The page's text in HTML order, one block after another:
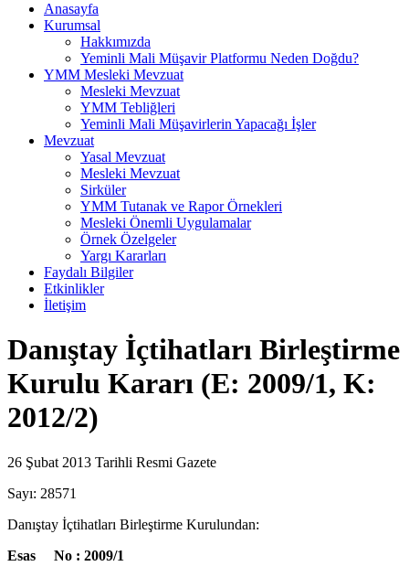
Anasayfa
Kurumsal
Hakkımızda
Yeminli Mali Müşavir Platformu Neden Doğdu?
YMM Mesleki Mevzuat
Mesleki Mevzuat
YMM Tebliğleri
Yeminli Mali Müşavirlerin Yapacağı İşler
Mevzuat
Yasal Mevzuat
Mesleki Mevzuat
Sirküler
YMM Tutanak ve Rapor Örnekleri
Mesleki Önemli Uygulamalar
Örnek Özelgeler
Yargı Kararları
Faydalı Bilgiler
Etkinlikler
İletişim
Danıştay İçtihatları Birleştirme
Kurulu Kararı (E: 2009/1, K:
2012/2)
26 Şubat 2013 Tarihli Resmi Gazete
Sayı: 28571
Danıştay İçtihatları Birleştirme Kurulundan:
Esas No : 2009/1